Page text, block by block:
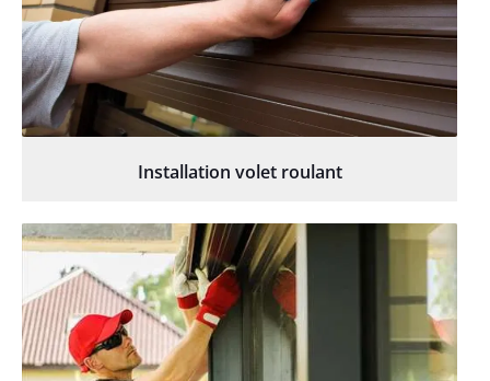
Installation volet roulant